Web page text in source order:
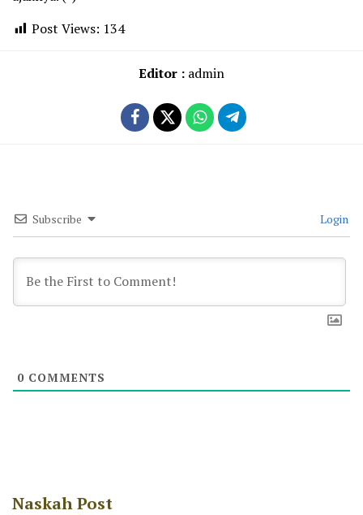
Post Views: 134
Editor : admin
Subscribe Login
0 COMMENTS
Naskah Post